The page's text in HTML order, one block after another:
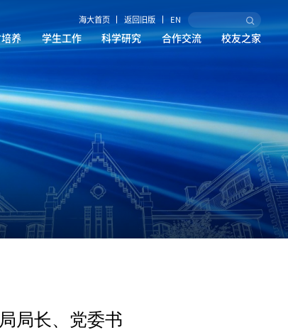
海大首页 返回旧版 EN
养 学生工作 科学研究 合作交流 校友之家
局长、党委书